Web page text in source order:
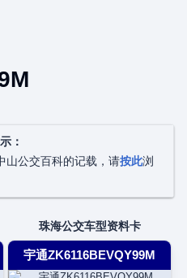
：
山公交百科的记载，请按此浏
珠海公交车型资料卡
宇通ZK6116BEVQY99M